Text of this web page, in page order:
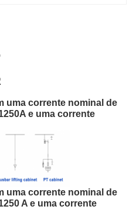
uma corrente nominal de
e uma corrente
uma corrente nominal de
A e uma corrente